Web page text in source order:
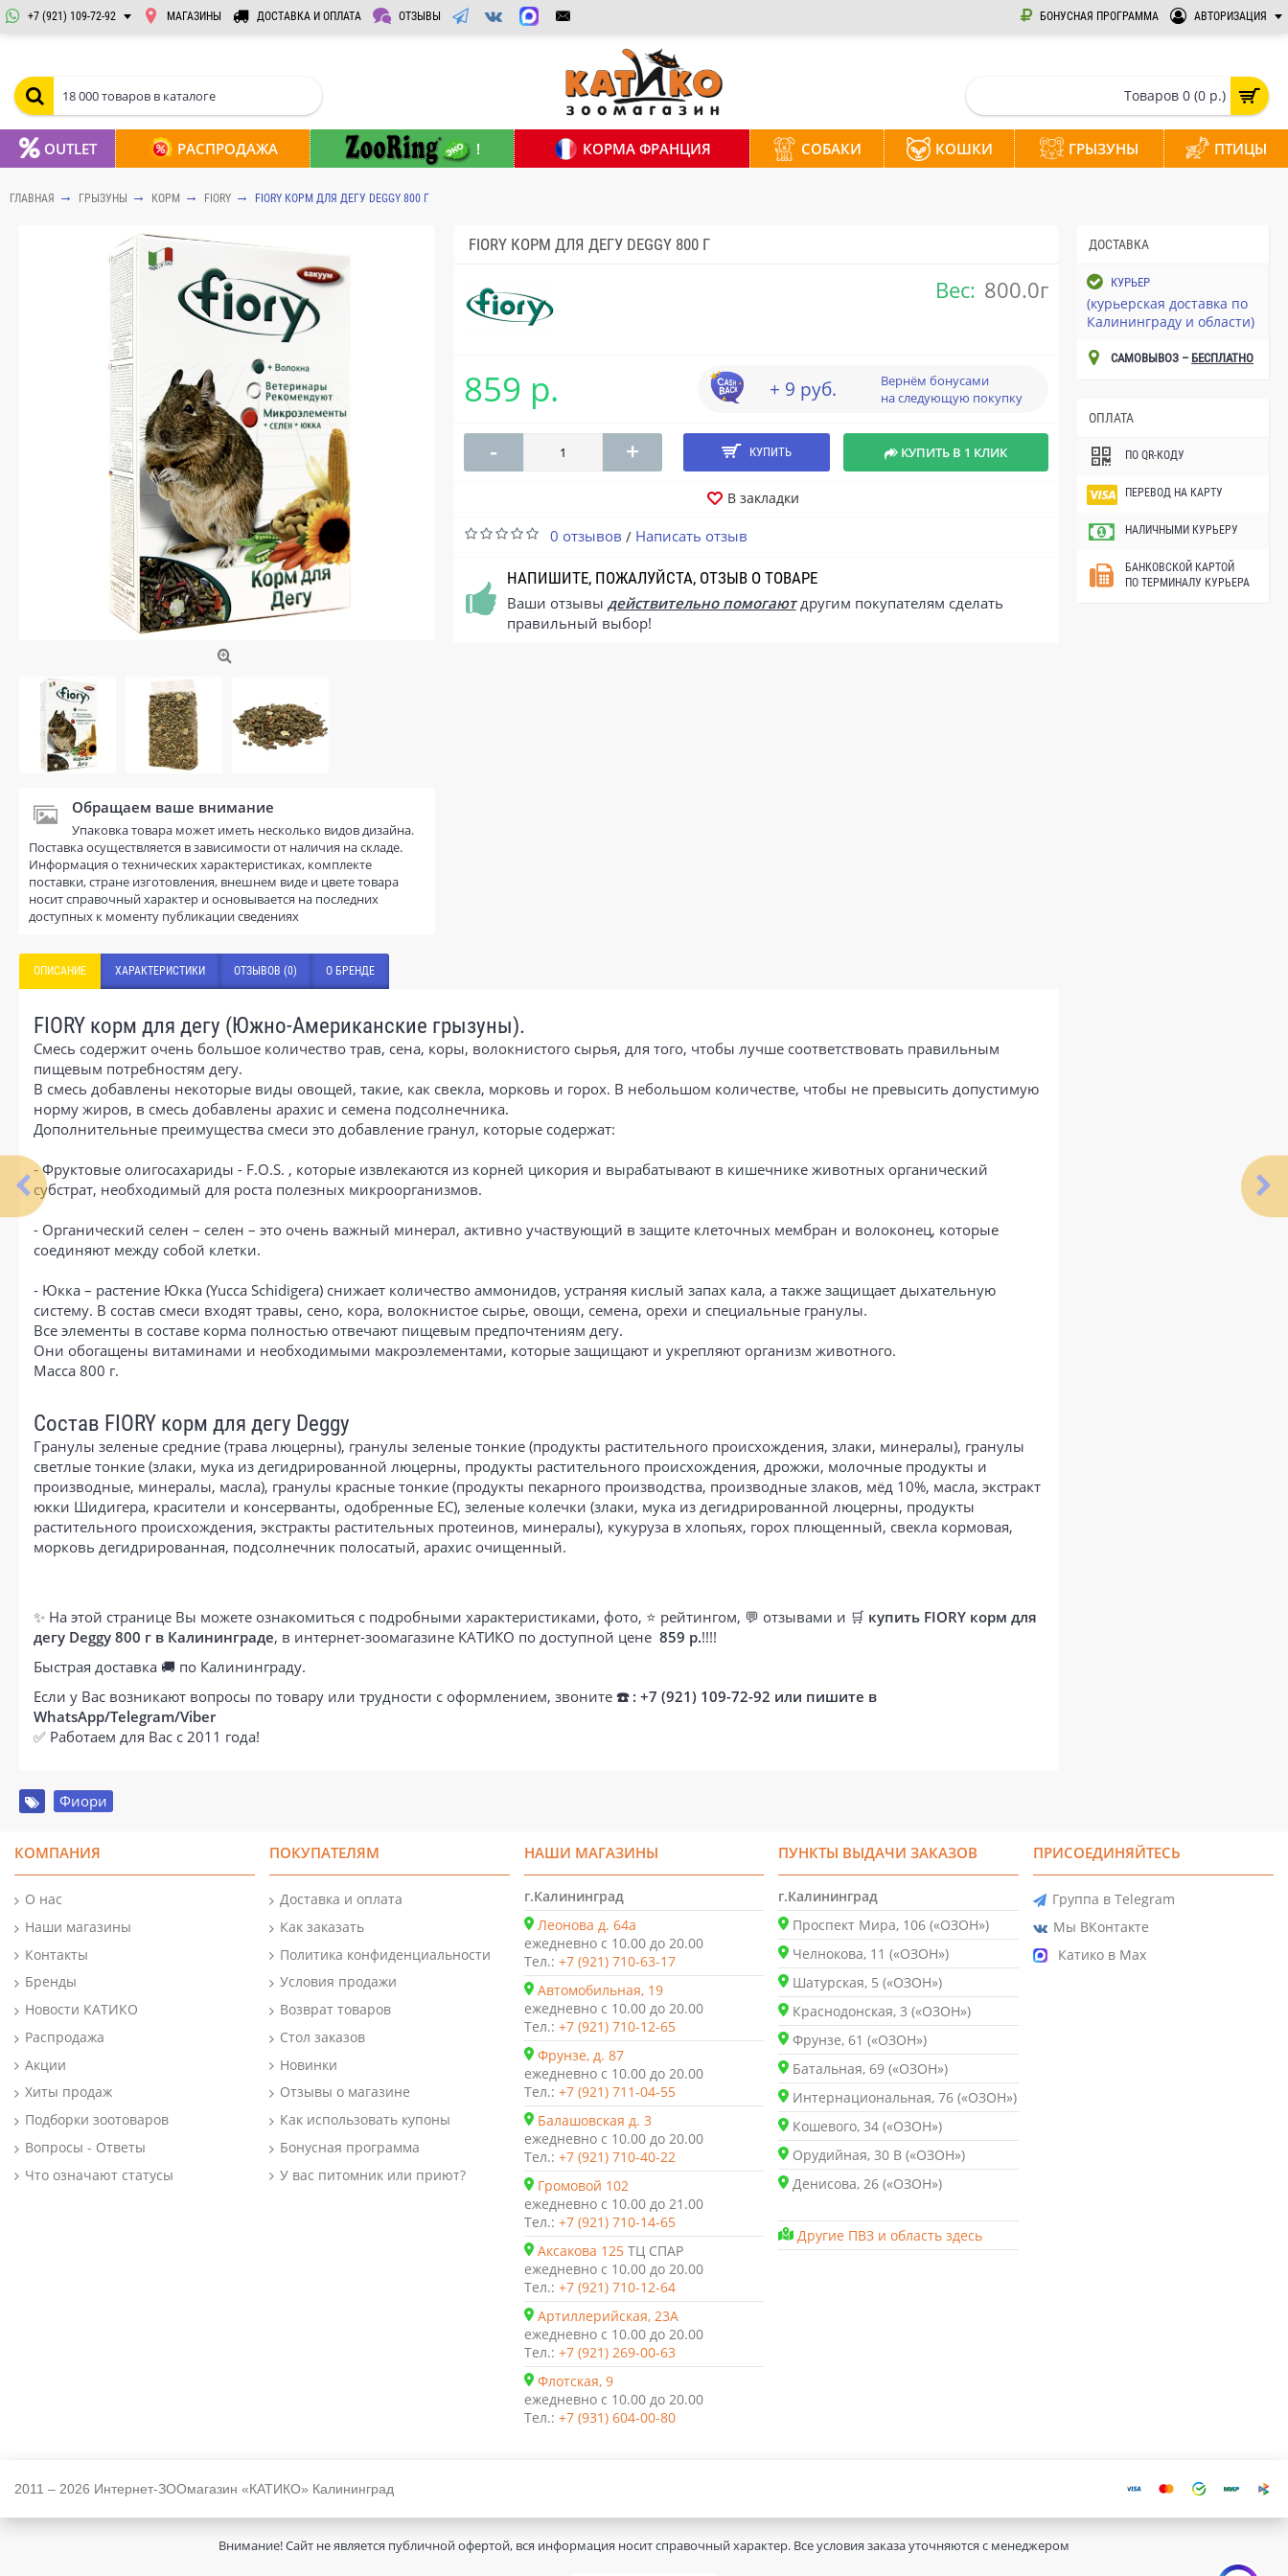
+7 (921) 109-72-92 МАГАЗИНЫ ДОСТАВКА И ОПЛАТА ОТЗЫВЫ БОНУСНАЯ ПРОГРАММА АВТОРИЗАЦИЯ
Товаров 0 (0 р.)
OUTLET РАСПРОДАЖА ! КОРМА ФРАНЦИЯ СОБАКИ КОШКИ ГРЫЗУНЫ ПТИЦЫ
ГЛАВНАЯ ГРЫЗУНЫ КОРМ FIORY FIORY КОРМ ДЛЯ ДЕГУ DEGGY 800 Г
ДОСТАВКА
КУРЬЕР
(курьерская доставка по
Калининграду и области)
САМОВЫВОЗ – БЕСПЛАТНО
ОПЛАТА
ПО QR-КОДУ
ПЕРЕВОД НА КАРТУ
НАЛИЧНЫМИ КУРЬЕРУ
БАНКОВСКОЙ КАРТОЙ
ПО ТЕРМИНАЛУ КУРЬЕРА
Обращаем ваше внимание
Упаковка товара может иметь несколько видов дизайна.
Поставка осуществляется в зависимости от наличия на складе.
Информация о технических характеристиках, комплекте
поставки, стране изготовления, внешнем виде и цвете товара
носит справочный характер и основывается на последних
доступных к моменту публикации сведениях
FIORY КОРМ ДЛЯ ДЕГУ DEGGY 800 Г
Вес: 800.0г
859 р. + 9 руб.
Вернём бонусами
на следующую покупку
- + КУПИТЬ КУПИТЬ В 1 КЛИК
В закладки
0 отзывов / Написать отзыв
НАПИШИТЕ, ПОЖАЛУЙСТА, ОТЗЫВ О ТОВАРЕ
Ваши отзывы действительно помогаютдругим покупателям сделать
правильный выбор!
ОПИСАНИЕ ХАРАКТЕРИСТИКИ ОТЗЫВОВ (0) О БРЕНДЕ
FIORY корм для дегу (Южно-Американские грызуны).
Смесь содержит очень большое количество трав, сена, коры, волокнистого сырья, для того, чтобы лучше соответствовать правильным
пищевым потребностям дегу.
В смесь добавлены некоторые виды овощей, такие, как свекла, морковь и горох. В небольшом количестве, чтобы не превысить допустимую
норму жиров, в смесь добавлены арахис и семена подсолнечника.
Дополнительные преимущества смеси это добавление гранул, которые содержат:
- Фруктовые олигосахариды - F.O.S. , которые извлекаются из корней цикория и вырабатывают в кишечнике животных органический
субстрат, необходимый для роста полезных микроорганизмов.
- Органический селен – селен – это очень важный минерал, активно участвующий в защите клеточных мембран и волоконец, которые
соединяют между собой клетки.
- Юкка – растение Юкка (Yucca Schidigera) снижает количество аммонидов, устраняя кислый запах кала, а также защищает дыхательную
систему. В состав смеси входят травы, сено, кора, волокнистое сырье, овощи, семена, орехи и специальные гранулы.
Все элементы в составе корма полностью отвечают пищевым предпочтениям дегу.
Они обогащены витаминами и необходимыми макроэлементами, которые защищают и укрепляют организм животного.
Масса 800 г.
Состав FIORY корм для дегу Deggy
Гранулы зеленые средние (трава люцерны), гранулы зеленые тонкие (продукты растительного происхождения, злаки, минералы), гранулы
светлые тонкие (злаки, мука из дегидрированной люцерны, продукты растительного происхождения, дрожжи, молочные продукты и
производные, минералы, масла), гранулы красные тонкие (продукты пекарного производства, производные злаков, мёд 10%, масла, экстракт
юкки Шидигера, красители и консерванты, одобренные ЕС), зеленые колечки (злаки, мука из дегидрированной люцерны, продукты
растительного происхождения, экстракты растительных протеинов, минералы), кукуруза в хлопьях, горох плющенный, свекла кормовая,
морковь дегидрированная, подсолнечник полосатый, арахис очищенный.
✨ На этой странице Вы можете ознакомиться с подробными характеристиками, фото, ⭐ рейтингом, 💬 отзывами и 🛒 купить FIORY корм для
дегу Deggy 800 г в Калининграде, в интернет-зоомагазине КАТИКО по доступной цене 859 р.!!!!
Быстрая доставка 🚚 по Калининграду.
Если у Вас возникают вопросы по товару или трудности с оформлением, звоните ☎️ : +7 (921) 109-72-92 или пишите в
WhatsApp/Telegram/Viber
✅ Работаем для Вас с 2011 года!
Фиори
КОМПАНИЯ
О нас
Наши магазины
Контакты
Бренды
Новости КАТИКО
Распродажа
Акции
Хиты продаж
Подборки зоотоваров
Вопросы - Ответы
Что означают статусы
ПОКУПАТЕЛЯМ
Доставка и оплата
Как заказать
Политика конфиденциальности
Условия продажи
Возврат товаров
Стол заказов
Новинки
Отзывы о магазине
Как использовать купоны
Бонусная программа
У вас питомник или приют?
НАШИ МАГАЗИНЫ
г.Калининград
Леонова д. 64а
ежедневно с 10.00 до 20.00
Тел.: +7 (921) 710-63-17
Автомобильная, 19
ежедневно с 10.00 до 20.00
Тел.: +7 (921) 710-12-65
Фрунзе, д. 87
ежедневно с 10.00 до 20.00
Тел.: +7 (921) 711-04-55
Балашовская д. 3
ежедневно с 10.00 до 20.00
Тел.: +7 (921) 710-40-22
Громовой 102
ежедневно с 10.00 до 21.00
Тел.: +7 (921) 710-14-65
Аксакова 125 ТЦ СПАР
ежедневно с 10.00 до 20.00
Тел.: +7 (921) 710-12-64
Артиллерийская, 23А
ежедневно с 10.00 до 20.00
Тел.: +7 (921) 269-00-63
Флотская, 9
ежедневно с 10.00 до 20.00
Тел.: +7 (931) 604-00-80
ПУНКТЫ ВЫДАЧИ ЗАКАЗОВ
г.Калининград
Проспект Мира, 106 («ОЗОН»)
Челнокова, 11 («ОЗОН»)
Шатурская, 5 («ОЗОН»)
Краснодонская, 3 («ОЗОН»)
Фрунзе, 61 («ОЗОН»)
Батальная, 69 («ОЗОН»)
Интернациональная, 76 («ОЗОН»)
Кошевого, 34 («ОЗОН»)
Орудийная, 30 В («ОЗОН»)
Денисова, 26 («ОЗОН»)
Другие ПВЗ и область здесь
ПРИСОЕДИНЯЙТЕСЬ
Группа в Telegram
Мы ВКонтакте
Катико в Max
2011 – 2026 Интернет-ЗООмагазин «КАТИКО» Калининград
Внимание! Сайт не является публичной офертой, вся информация носит справочный характер. Все условия заказа уточняются с менеджером